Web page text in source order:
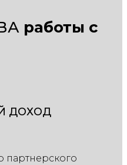
работы с
ДОХОД